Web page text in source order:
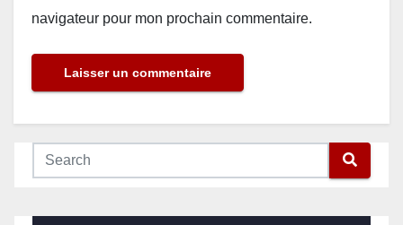
navigateur pour mon prochain commentaire.